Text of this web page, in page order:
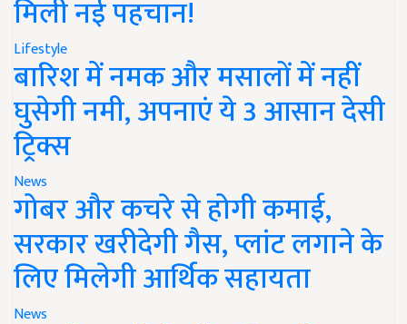
मिली नई पहचान!
Lifestyle
बारिश में नमक और मसालों में नहीं
घुसेगी नमी, अपनाएं ये 3 आसान देसी
ट्रिक्स
News
गोबर और कचरे से होगी कमाई,
सरकार खरीदेगी गैस, प्लांट लगाने के
लिए मिलेगी आर्थिक सहायता
News